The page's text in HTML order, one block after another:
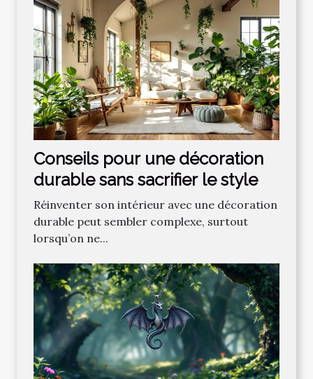
Conseils pour une décoration
durable sans sacrifier le style
Réinventer son intérieur avec une décoration
durable peut sembler complexe, surtout
lorsqu’on ne...